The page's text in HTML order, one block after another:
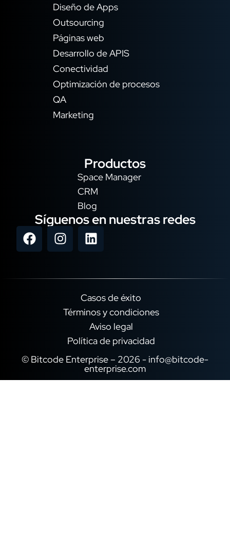
Diseño de Apps
Outsourcing
Páginas web
Desarrollo de APIS
Conectividad
Optimización de procesos
QA
Marketing
Productos
Space Manager
CRM
Blog
Síguenos en nuestras redes
Casos de éxito
Términos y condiciones
Aviso legal
Política de privacidad
© Bitcode Enterprise – 2026 - info@bitcode-
enterprise.com